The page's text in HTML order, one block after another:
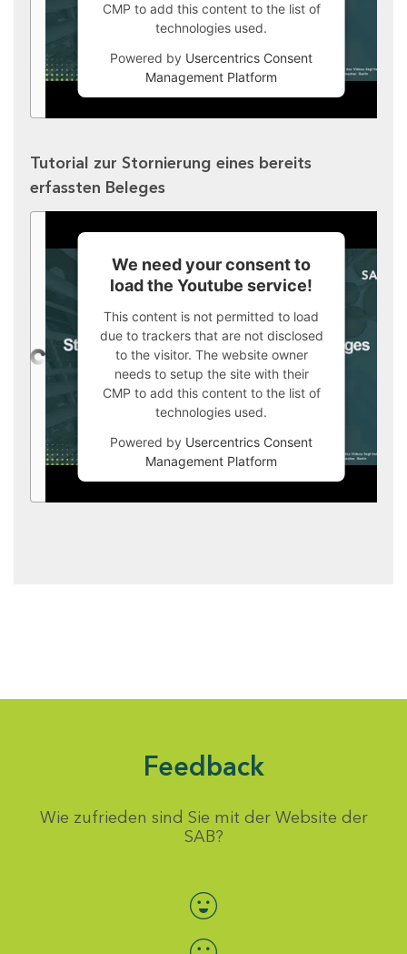
CMP to add this content to the list of
technologies used.
Powered by Usercentrics Consent
Management Platform
Tutorial zur Stornierung eines bereits
erfassten Beleges
We need your consent to
load the Youtube service!
This content is not permitted to load
due to trackers that are not disclosed
to the visitor. The website owner
needs to setup the site with their
CMP to add this content to the list of
technologies used.
Powered by Usercentrics Consent
Management Platform
Feedback
Wie zufrieden sind Sie mit der Website der
SAB?
Bewertung auswählen